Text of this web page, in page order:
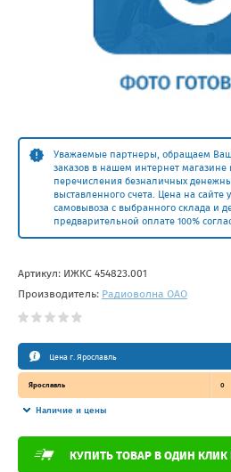
Уважаемые партнеры, обращаем
заказов в нашем интернет магазине
перечисления безналичных
выставленного счета. Цена на сайте
самовывоза с выбранного склада и
предварительной оплате 100%
Артикул: ИЖКС 454823.001
Производитель: Радиоволна ОАО
Цена г. Ярославль
Ярославль 0
Наличие и цены
КУПИТЬ ТОВАР В ОДИН КЛИК